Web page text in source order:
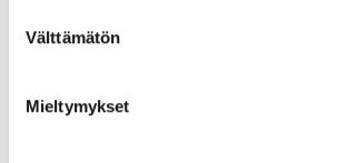
valinta
Välttämätön
Mieltymykset